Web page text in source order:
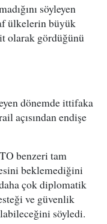
söyleyen
ülkelerin büyük
olarak gördüğünü
dönemde ittifaka
açısından endişe
benzeri tam
beklemediğini
çok diplomatik
ve güvenlik
söyledi.